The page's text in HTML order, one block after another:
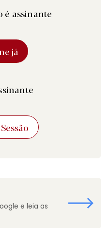
é assinante
já
e leia as